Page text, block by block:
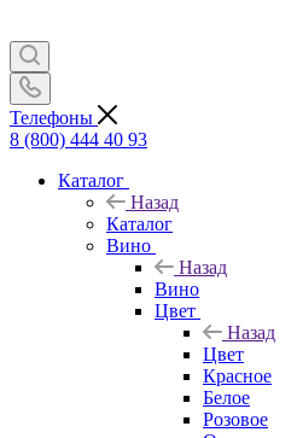
Телефоны
8 (800) 444 40 93
Каталог
Назад
Каталог
Вино
Назад
Вино
Цвет
Назад
Цвет
Красное
Белое
Розовое